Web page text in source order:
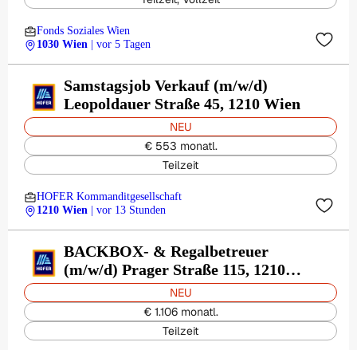
Fonds Soziales Wien
1030 Wien
| vor 5 Tagen
Samstagsjob Verkauf (m/w/d)
Leopoldauer Straße 45, 1210 Wien
NEU
€ 553 monatl.
Teilzeit
HOFER Kommanditgesellschaft
1210 Wien
| vor 13 Stunden
BACKBOX- & Regalbetreuer
(m/w/d) Prager Straße 115, 1210
Wien
NEU
€ 1.106 monatl.
Teilzeit